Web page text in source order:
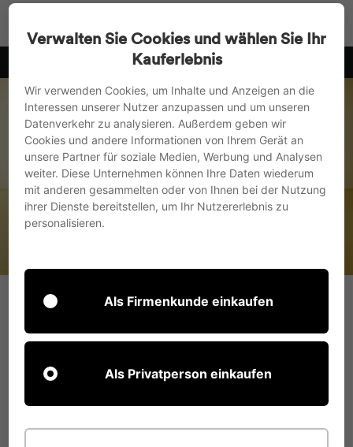
Direkt
InhaltVerwalten Sie Cookies und wählen Sie Ihr
Kauferlebnis
Wir verwenden Cookies, um Inhalte und Anzeigen an die
Interessen unserer Nutzer anzupassen und um unseren
Datenverkehr zu analysieren. Außerdem geben wir
Cookies und andere Informationen von Ihrem Gerät an
unsere Partner für soziale Medien, Werbung und Analysen
weiter. Diese Unternehmen können Ihre Daten wiederum
mit anderen gesammelten oder von Ihnen bei der Nutzung
ihrer Dienste bereitstellen, um Ihr Nutzererlebnis zu
personalisieren.
Als Firmenkunde einkaufen
Als Privatperson einkaufen
Diashow
wir versenden in die EU, nach UK und in die Schweiz
Startseite / Kollektionen
Aufbewahrung
SORTIEREN